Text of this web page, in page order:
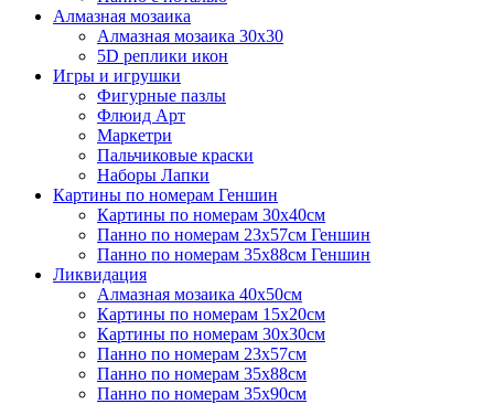
Алмазная мозаика
Алмазная мозаика 30х30
5D реплики икон
Игры и игрушки
Фигурные пазлы
Флюид Арт
Маркетри
Пальчиковые краски
Наборы Лапки
Картины по номерам Геншин
Картины по номерам 30х40см
Панно по номерам 23х57см Геншин
Панно по номерам 35х88см Геншин
Ликвидация
Алмазная мозаика 40х50см
Картины по номерам 15х20см
Картины по номерам 30х30см
Панно по номерам 23х57см
Панно по номерам 35х88см
Панно по номерам 35х90см